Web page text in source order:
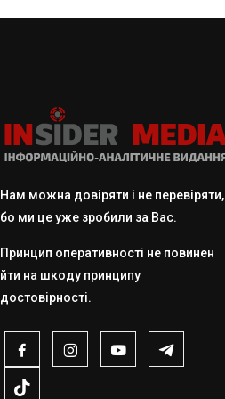
Нам можна довіряти і не перевіряти,
бо ми це уже зробили за Вас.
Принцип оперативності не повинен
йти на шкоду принципу
достовірності.